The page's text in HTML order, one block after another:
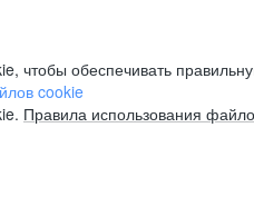
чтобы обеспечивать
cookie
Правила использования